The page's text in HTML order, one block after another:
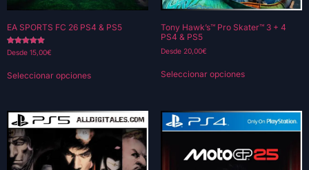
EA SPORTS FC 26 PS4 & PS5
Valorado con
5.00
Desde 15,00€
Seleccionar opciones
Tony Hawk’s™ Pro Skater™ 3 + 4
PS4 & PS5
Desde 20,00€
Seleccionar opciones